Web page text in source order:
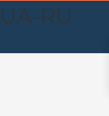
UA-RU